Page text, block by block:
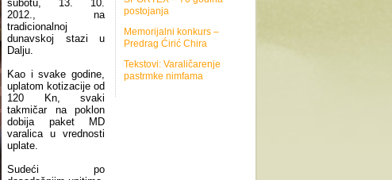
subotu, 13. 10.
2012., na
tradicionalnoj
dunavskoj stazi u
Dalju.
Kao i svake godine,
uplatom kotizacije od
120 Kn, svaki
takmičar na poklon
dobija paket MD
varalica u vrednosti
uplate.
Sudeći po
postojanja
Memorijalni konkurs –
Predrag Ćirić Chira
Tekstovi: Varaličarenje
pastrmke nimfama